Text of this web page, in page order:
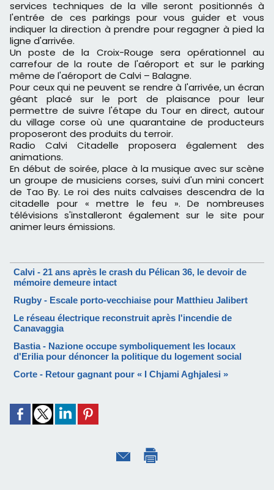
services techniques de la ville seront positionnés à
l'entrée de ces parkings pour vous guider et vous
indiquer la direction à prendre pour regagner à pied la
ligne d'arrivée.
Un poste de la Croix-Rouge sera opérationnel au
carrefour de la route de l'aéroport et sur le parking
même de l'aéroport de Calvi – Balagne.
Pour ceux qui ne peuvent se rendre à l'arrivée, un écran
géant placé sur le port de plaisance pour leur
permettre de suivre l'étape du Tour en direct, autour
du village corse où une quarantaine de producteurs
proposeront des produits du terroir.
Radio Calvi Citadelle proposera également des
animations.
En début de soirée, place à la musique avec sur scène
un groupe de musiciens corses, suivi d'un mini concert
de Tao By. Le roi des nuits calvaises descendra de la
citadelle pour « mettre le feu ». De nombreuses
télévisions s'installeront également sur le site pour
animer leurs émissions.
Calvi - 21 ans après le crash du Pélican 36, le devoir de
mémoire demeure intact
Rugby - Escale porto-vecchiaise pour Matthieu Jalibert
Le réseau électrique reconstruit après l'incendie de
Canavaggia
Bastia - Nazione occupe symboliquement les locaux
d'Erilia pour dénoncer la politique du logement social
Corte - Retour gagnant pour « I Chjami Aghjalesi »